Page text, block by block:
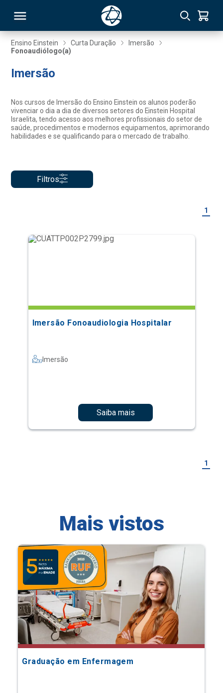
Ensino Einstein Curta Duração
Imersão
Fonoaudiólogo(a)
Imersão
Nos cursos de Imersão do Ensino Einstein os alunos poderão
vivenciar o dia a dia de diversos setores do Einstein Hospital
Israelita, tendo acesso aos melhores profissionais do setor de
saúde, procedimentos e modernos equipamentos, aprimorando
habilidades e se qualificando para o mercado de trabalho.
Filtros
1
Imersão Fonoaudiologia Hospitalar
Imersão
Saiba mais
1
Mais vistos
Graduação em Enfermagem